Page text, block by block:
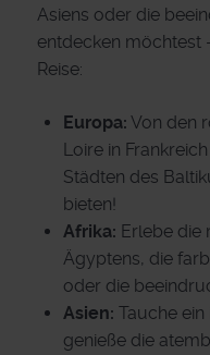
Asiens oder die
entdecken möchtest
Reise:
Europa: Von den
Loire in
Städten des
bieten!
Afrika: Erlebe die
Ägyptens, die
oder die
Asien: Tauche
genieße die